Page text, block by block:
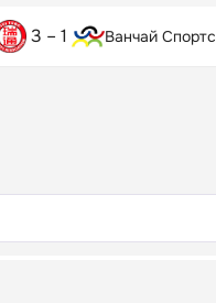
3 – 1 Ванчай Спортс